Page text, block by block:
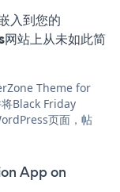
入到您的
站上从未如此简
Theme for
Black Friday
页面，帖
App on